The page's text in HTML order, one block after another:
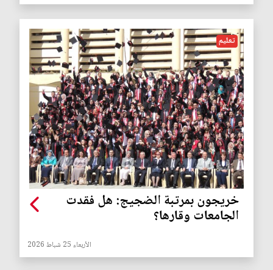
تعليم
خريجون بمرتبة الضجيج: هل فقدت
الجامعات وقارها؟
الأربعاء 25 شباط 2026